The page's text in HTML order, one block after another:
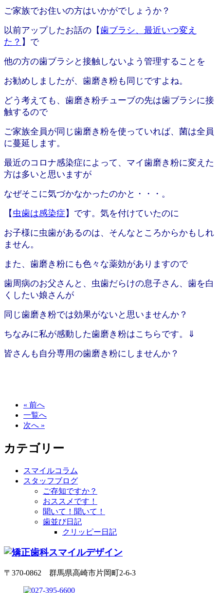
ご家族でお住いの方はいかがでしょうか？
以前アップしたお話の【歯ブラシ、最近いつ変え
た？ 】で
他の方の歯ブラシと接触しないよう管理することを
お勧めしましたが、歯磨き粉も同じですよね。
どう考えても、 歯磨き粉チューブの先は歯ブラシに接
触するので
ご家族全員が同じ歯磨き粉を使っていれば、菌は全員
に蔓延します。
最近のコロナ感染症によって、マイ歯磨き粉に変えた
方は多いと思いますが
なぜそこに気づかなかったのかと・・・。
【 虫歯は感染症 】です。気を付けていたのに
お子様に虫歯があるのは、そんなところからかもしれ
ません。
また、歯磨き粉にも色々な薬効がありますので
歯周病のお父さんと、虫歯だらけの息子さん、歯を白
くしたい娘さんが
同じ歯磨き粉では効果がないと思いませんか？
ちなみに私が感動した歯磨き粉はこちらです。⇓
皆さんも自分専用の歯磨き粉にしませんか？
« 前へ
一覧へ
次へ »
カテゴリー
スマイルコラム
スタッフブログ
ご存知ですか？
おススメです！
聞いて！聞いて！
歯並び日記
クリッピー日記
〒370-0862 群馬県高崎市片岡町2-6-3